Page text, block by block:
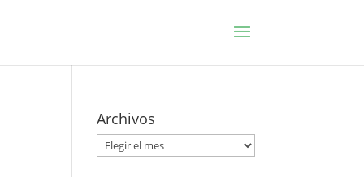
Archivos
Archivos